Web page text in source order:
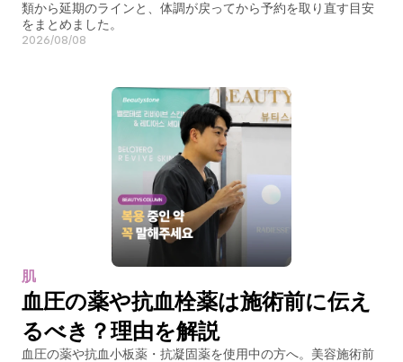
類から延期のラインと、体調が戻ってから予約を取り直す目安
をまとめました。
2026/08/08
肌
血圧の薬や抗血栓薬は施術前に伝え
るべき？理由を解説
血圧の薬や抗血小板薬・抗凝固薬を使用中の方へ。美容施術前